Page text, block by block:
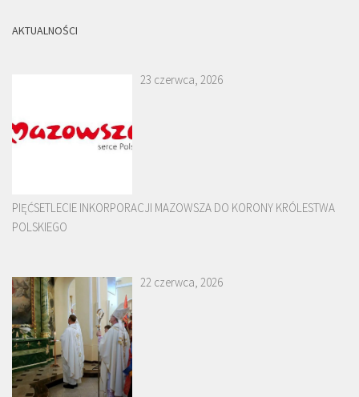
AKTUALNOŚCI
23 czerwca, 2026
PIĘĆSETLECIE INKORPORACJI MAZOWSZA DO KORONY KRÓLESTWA
POLSKIEGO
22 czerwca, 2026